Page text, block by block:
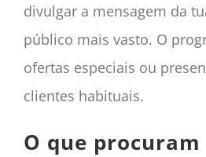
divulgar a mensagem da
público mais vasto. O
ofertas especiais ou
clientes habituais.
O que